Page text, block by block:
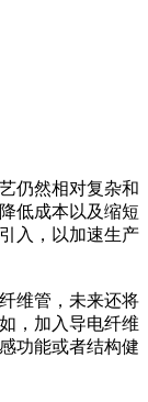
仍然相对复杂和
低成本以及缩短
入，以加速生产
维管，未来还将
，加入导电纤维
功能或者结构健